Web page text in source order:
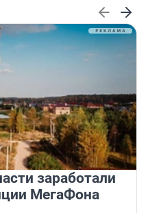
заработали
МегаФона